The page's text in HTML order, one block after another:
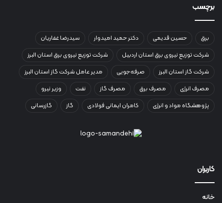
برچسب
برق حسین قدیمی دکتر حمید امیدوار
سیدرضا غفاریان
شرکت توزیع نیروی برق استان اردبیل
شرکت توزیع نیروی برق استان البرز
شرکت گاز استان البرز
صرفه‌جویی
مدیر عامل شرکت گاز استان البرز
مصرف انرژی
مصرف برق مصرف گاز نفت
وزیر نیرو
پژوهشگاه مواد و انرژی
کامران ایمانی فولادی گاز گازرسانی
کاربران
خانه